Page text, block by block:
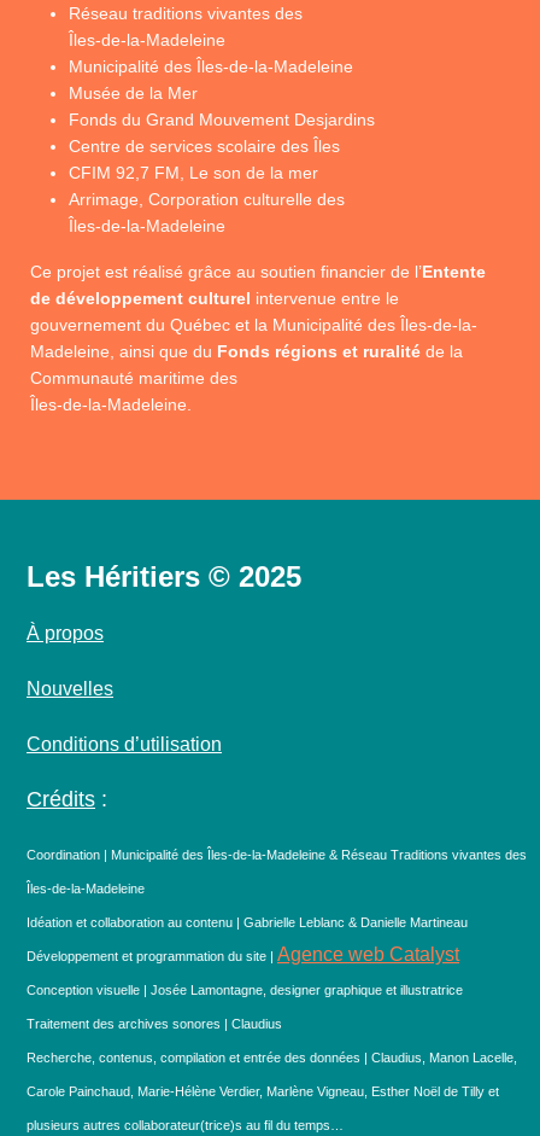
Réseau traditions vivantes des
Îles-de-la-Madeleine
Municipalité des Îles-de-la-Madeleine
Musée de la Mer
Fonds du Grand Mouvement Desjardins
Centre de services scolaire des Îles
CFIM 92,7 FM, Le son de la mer
Arrimage, Corporation culturelle des
Îles-de-la-Madeleine
Ce projet est réalisé grâce au soutien financier de l’Entente
de développement culturel intervenue entre le
gouvernement du Québec et la Municipalité des Îles-de-la-
Madeleine, ainsi que du Fonds régions et ruralité de la
Communauté maritime des
Îles-de-la-Madeleine.
Les Héritiers © 2025
À propos
Nouvelles
Conditions d’utilisation
Crédits :
Coordination | Municipalité des Îles-de-la-Madeleine & Réseau Traditions vivantes des
Îles-de-la-Madeleine
Idéation et collaboration au contenu | Gabrielle Leblanc & Danielle Martineau
Développement et programmation du site | Agence web Catalyst
Conception visuelle | Josée Lamontagne, designer graphique et illustratrice
Traitement des archives sonores | Claudius
Recherche, contenus, compilation et entrée des données | Claudius, Manon Lacelle,
Carole Painchaud, Marie-Hélène Verdier, Marlène Vigneau, Esther Noël de Tilly et
plusieurs autres collaborateur(trice)s au fil du temps…